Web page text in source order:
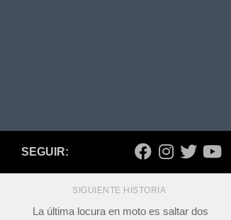
SEGUIR:
SIGUIENTE HISTORIA
La última locura en moto es saltar dos